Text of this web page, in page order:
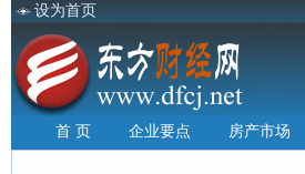
设为首页
首 页 企业要点 房产市场